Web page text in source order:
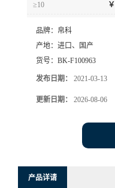
≥10 ￥
品牌： 帛科
产地： 进口、国产
货号： BK-F100963
发布日期： 2021-03-13
更新日期： 2026-08-06
产品详请